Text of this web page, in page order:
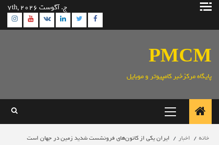
پرش
ج. آگوست 7th, 2026
Facebook
Twitter
Linkedin
VK
PMCM
پایگاه مرکزخبر کامپیوتر و موبایل
اصلی
خانه اخبار ایران یکی از کانون‌های فرونشست شدید زمین در جهان است